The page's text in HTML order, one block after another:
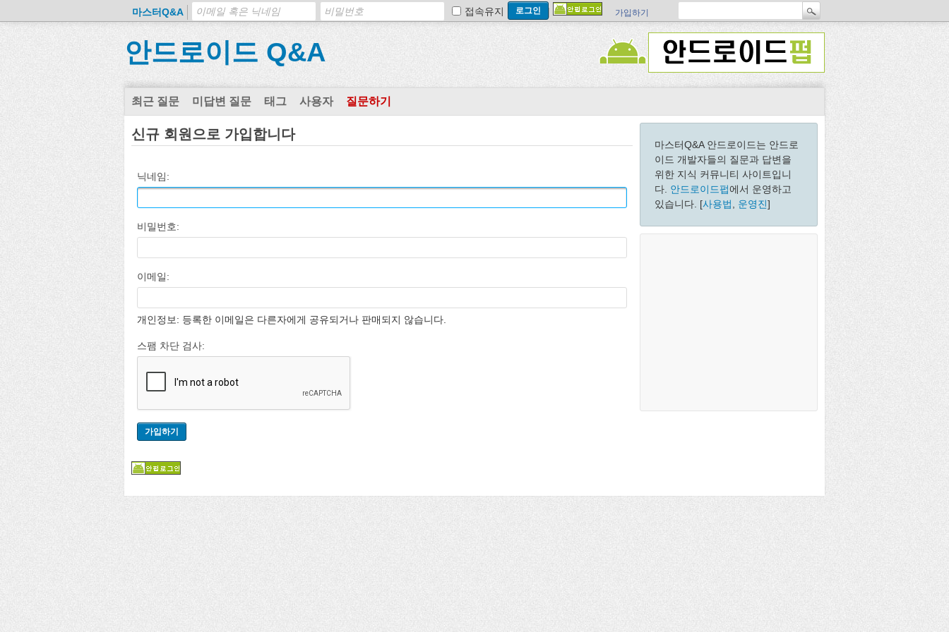
마스터Q&A 접속유지 가입하기
안드로이드 Q&A
최근 질문 미답변 질문 태그 사용자 질문하기
마스터Q&A 안드로이드는 안드로
이드 개발자들의 질문과 답변을
위한 지식 커뮤니티 사이트입니
다. 안드로이드펍에서 운영하고
있습니다. [사용법 운영진]
신규 회원으로 가입합니다
닉네임:
비밀번호:
이메일:
개인정보: 등록한 이메일은 다른자에게 공유되거나 판매되지 않습니다.
스팸 차단 검사: